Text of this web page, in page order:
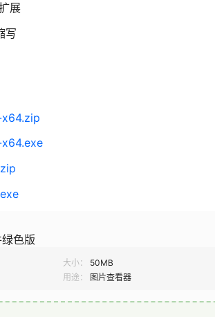
展
写
色版
大小：
50MB
用途： 图片查看器